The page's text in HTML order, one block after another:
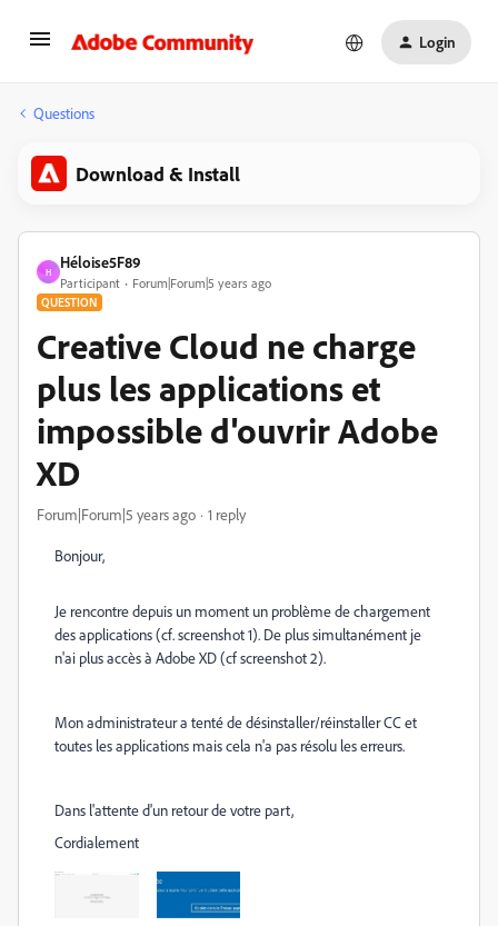
Login
Questions
Download & Install
H
Héloise5F89
Participant Forum|Forum|5 years ago
QUESTION
Creative Cloud ne charge
plus les applications et
impossible d'ouvrir Adobe
XD
Forum|Forum|5 years ago 1 reply
Bonjour,
Je rencontre depuis un moment un problème de chargement
des applications (cf. screenshot 1). De plus simultanément je
n'ai plus accès à Adobe XD (cf screenshot 2).
Mon administrateur a tenté de désinstaller/réinstaller CC et
toutes les applications mais cela n'a pas résolu les erreurs.
Dans l'attente d'un retour de votre part,
Cordialement